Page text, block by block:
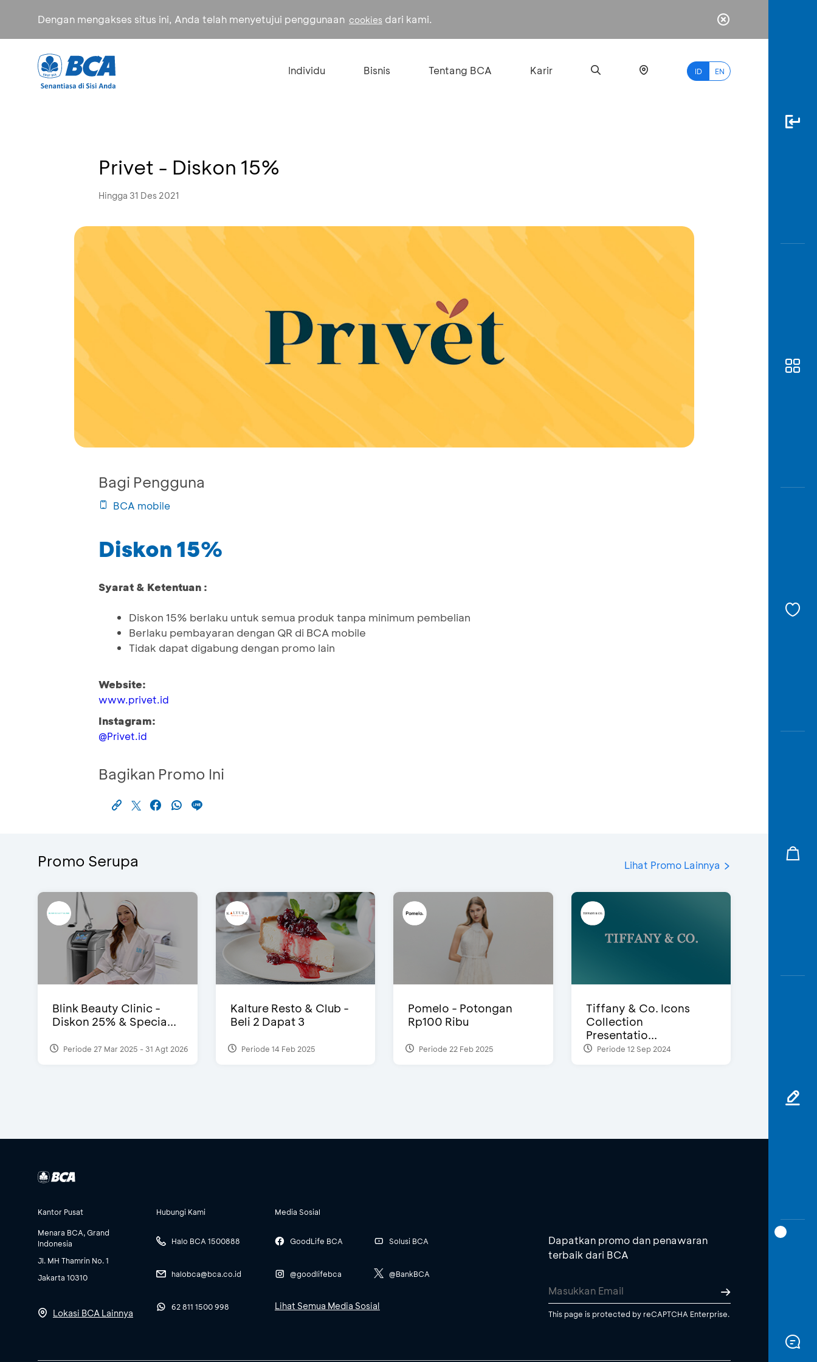
Dengan mengakses situs ini, Anda telah menyetujui penggunaan cookies dari kami.
Individu Bisnis Tentang BCA Karir ID EN
Privet - Diskon 15%
Hingga 31 Des 2021
Bagi Pengguna
BCA mobile
Diskon 15%
Syarat & Ketentuan :
Diskon 15% berlaku untuk semua produk tanpa minimum pembelian
Berlaku pembayaran dengan QR di BCA mobile
Tidak dapat digabung dengan promo lain
Website:
www.privet.id
Instagram:
@Privet.id
Bagikan Promo Ini
Promo Serupa Lihat Promo Lainnya
Blink Beauty Clinic -
Diskon 25% & Specia...
Periode 27 Mar 2025 - 31 Agt 2026
Kalture Resto & Club -
Beli 2 Dapat 3
Periode 14 Feb 2025
Pomelo - Potongan
Rp100 Ribu
Periode 22 Feb 2025
Tiffany & Co. Icons
Collection
Presentatio...
Periode 12 Sep 2024
Kantor Pusat
Menara BCA, Grand
Indonesia
Jl. MH Thamrin No. 1
Jakarta 10310
Lokasi BCA Lainnya
Hubungi Kami
Halo BCA 1500888
halobca@bca.co.id
62 811 1500 998
Media Sosial
GoodLife BCA
@goodlifebca
Solusi BCA
@BankBCA
Lihat Semua Media Sosial
Dapatkan promo dan penawaran
terbaik dari BCA
This page is protected by reCAPTCHA Enterprise.